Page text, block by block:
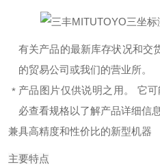
有关产品的最新库存状况和交
的贸易公司或我们的营业所。
* 产品图片仅供说明之用。 它
必查看规格以了解产品详细信息
兼具高精度和性价比的新型机器
主要特点